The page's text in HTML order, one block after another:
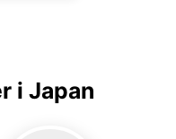
i Japan